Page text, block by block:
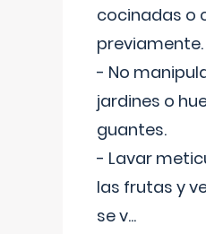
cocinadas o
previamente.
- No
jardines o
guantes.
- Lavar
las frutas y
se v...